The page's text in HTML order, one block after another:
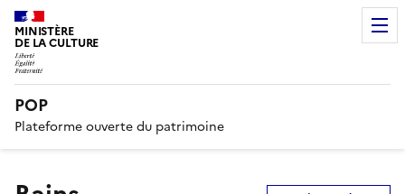
MINISTÈRE
DE LA CULTURE
POP
Plateforme ouverte du patrimoine